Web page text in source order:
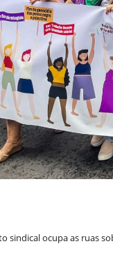
sindical ocupa as ruas